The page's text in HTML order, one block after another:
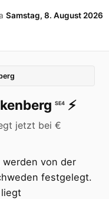
Samstag, 8. August 2026
SE4 ⚡️
jetzt bei €
werden von der
festgelegt.